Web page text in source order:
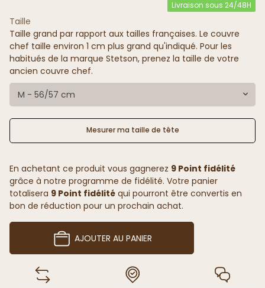
Livraison sous 24/48H
Taille
Taille grand par rapport aux tailles françaises. Le couvre
chef taille environ 1 cm plus grand qu'indiqué. Pour les
habitués de la marque Stetson, prenez la taille de votre
ancien couvre chef.
M - 56/57 cm
Mesurer ma taille de tête
En achetant ce produit vous gagnerez 9 Point fidélité
grâce à notre programme de fidélité. Votre panier
totalisera 9 Point fidélité qui pourront être convertis en
bon de réduction pour un prochain achat.
AJOUTER AU PANIER